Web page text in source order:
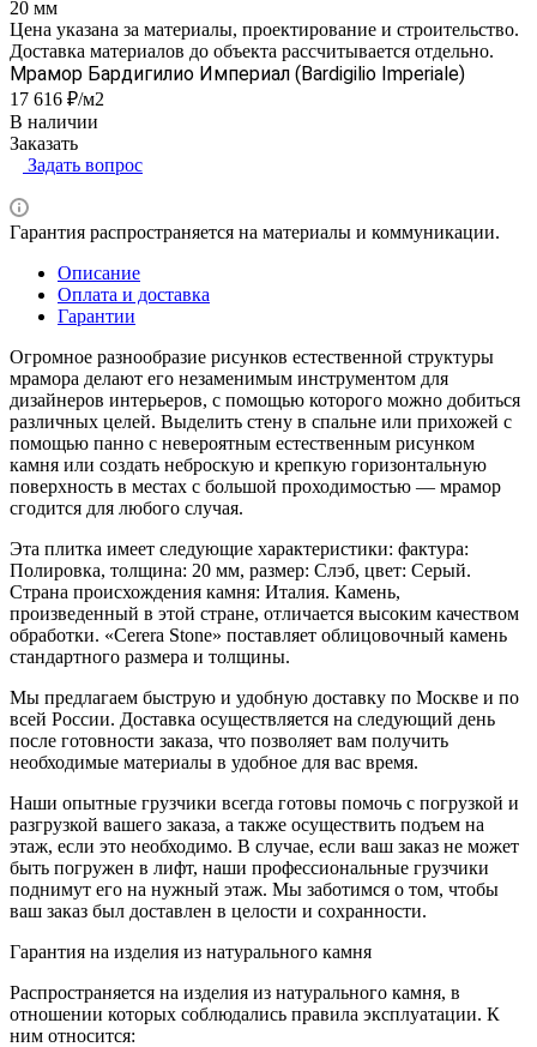
20 мм
Цена указана за материалы, проектирование и строительство.
Доставка материалов до объекта рассчитывается отдельно.
Мрамор Бардигилио Империал (Bardigilio Imperiale)
17 616 ₽/м2
В наличии
Заказать
Задать вопрос
Гарантия распространяется на материалы и коммуникации.
Описание
Оплата и доставка
Гарантии
Огромное разнообразие рисунков естественной структуры
мрамора делают его незаменимым инструментом для
дизайнеров интерьеров, с помощью которого можно добиться
различных целей. Выделить стену в спальне или прихожей с
помощью панно с невероятным естественным рисунком
камня или создать неброскую и крепкую горизонтальную
поверхность в местах с большой проходимостью — мрамор
сгодится для любого случая.
Эта плитка имеет следующие характеристики: фактура:
Полировка, толщина: 20 мм, размер: Слэб, цвет: Серый.
Страна происхождения камня: Италия. Камень,
произведенный в этой стране, отличается высоким качеством
обработки. «Cerera Stone» поставляет облицовочный камень
стандартного размера и толщины.
Мы предлагаем быструю и удобную доставку по Москве и по
всей России. Доставка осуществляется на следующий день
после готовности заказа, что позволяет вам получить
необходимые материалы в удобное для вас время.
Наши опытные грузчики всегда готовы помочь с погрузкой и
разгрузкой вашего заказа, а также осуществить подъем на
этаж, если это необходимо. В случае, если ваш заказ не может
быть погружен в лифт, наши профессиональные грузчики
поднимут его на нужный этаж. Мы заботимся о том, чтобы
ваш заказ был доставлен в целости и сохранности.
Гарантия на изделия из натурального камня
Распространяется на изделия из натурального камня, в
отношении которых соблюдались правила эксплуатации. К
ним относится: